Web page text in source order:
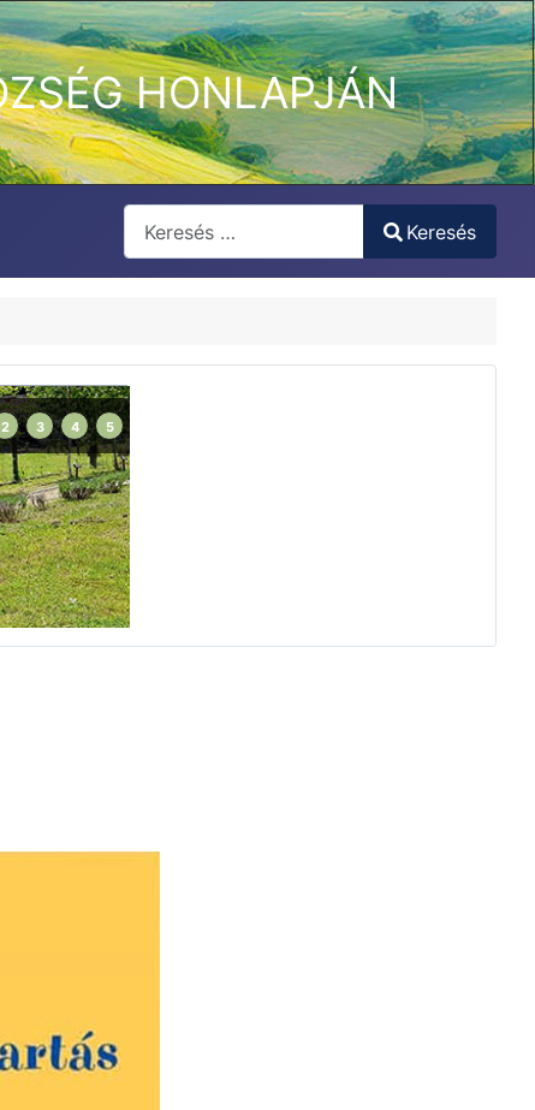
HONLAPJÁN
Type 2 or more characters for results.
Keresés
2 3 4 5